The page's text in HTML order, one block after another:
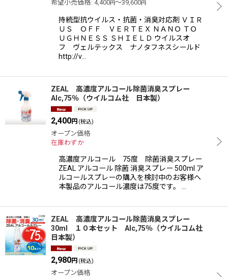
希望小売価格: 4,400円～39,600円
持続型抗ウイルス・抗菌・消臭対応剤 ＶＩＲ
ＵＳ ＯＦＦ ＶＥＲＴＥＸ ＮＡＮＯ ＴＯ
ＵＧＨＮＥＳＳ ＳＨＩＥＬＤ ウイルスオ
フ ヴェルテックス ナノタフネスシールド
http://v…
ZEAL 高濃度アルコール除菌消臭スプレー
Alc,75％（ウイルコム社 日本製）
2,400円 (税込)
オープン価格
在庫わずか
高濃度アルコール 75度 除菌消臭スプレー
ZEAL アルコール 除菌 消臭スプレー 500ml ア
ルコールスプレーの購入を検討中のお客様へ
本製品のアルコール濃度は75度です。 …
ZEAL 高濃度アルコール除菌消臭スプレー
30ml １０本セット Alc,75％（ウイルコム社
日本製）
2,980円 (税込)
オープン価格